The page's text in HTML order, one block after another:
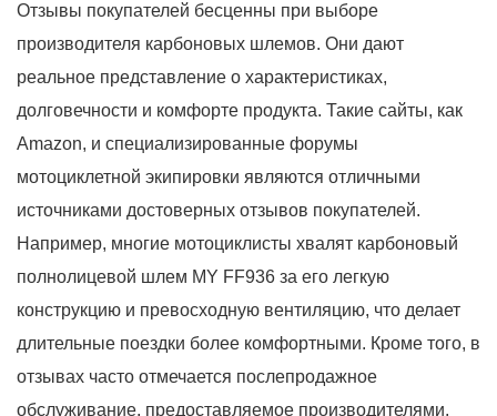
Отзывы покупателей бесценны при выборе
производителя карбоновых шлемов. Они дают
реальное представление о характеристиках,
долговечности и комфорте продукта. Такие сайты, как
Amazon, и специализированные форумы
мотоциклетной экипировки являются отличными
источниками достоверных отзывов покупателей.
Например, многие мотоциклисты хвалят карбоновый
полнолицевой шлем MY FF936 за его легкую
конструкцию и превосходную вентиляцию, что делает
длительные поездки более комфортными. Кроме того, в
отзывах часто отмечается послепродажное
обслуживание, предоставляемое производителями.